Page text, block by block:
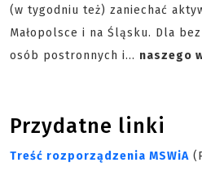
(w tygodniu też) zaniechać
Małopolsce i na Śląsku. Dla
osób postronnych i... naszego
Przydatne linki
Treść rozporządzenia MSWiA